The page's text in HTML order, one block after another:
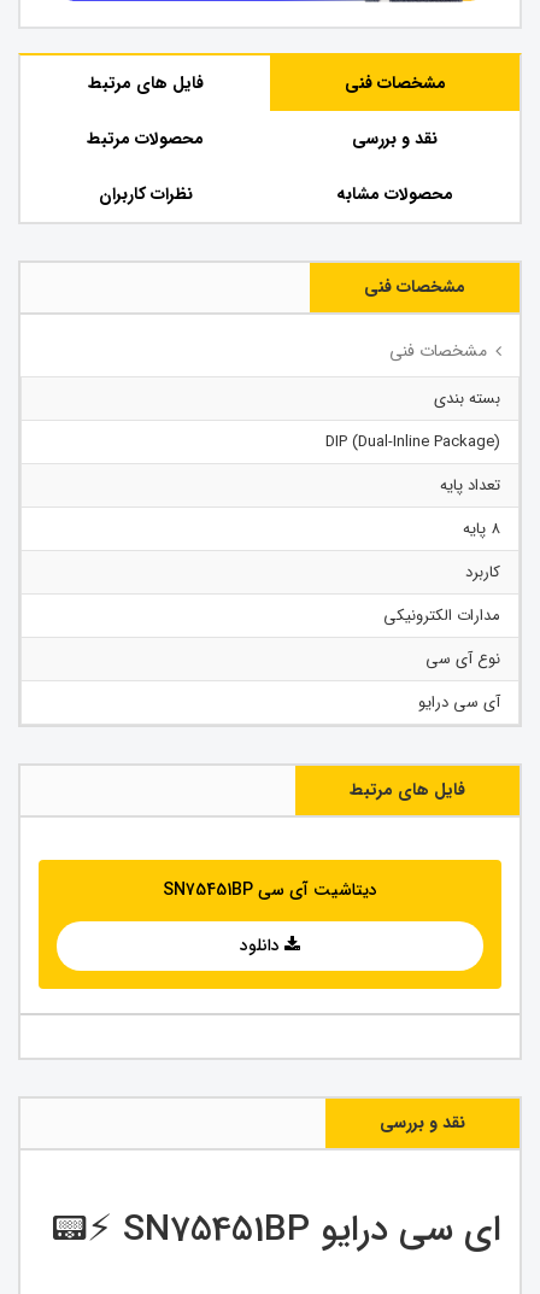
مشخصات فنی فایل های مرتبط
نقد و بررسی محصولات مرتبط
محصولات مشابه نظرات کاربران
مشخصات فنی
مشخصات فنی
بسته بندی
(Dual-Inline Package) DIP
تعداد پایه
8 پایه
کاربرد
مدارات الکترونیکی
نوع آی سی
آی سی درایو
فایل های مرتبط
دیتاشیت آی سی SN75451BP
دانلود
نقد و بررسی
ای سی درایو SN75451BP ⚡️📟